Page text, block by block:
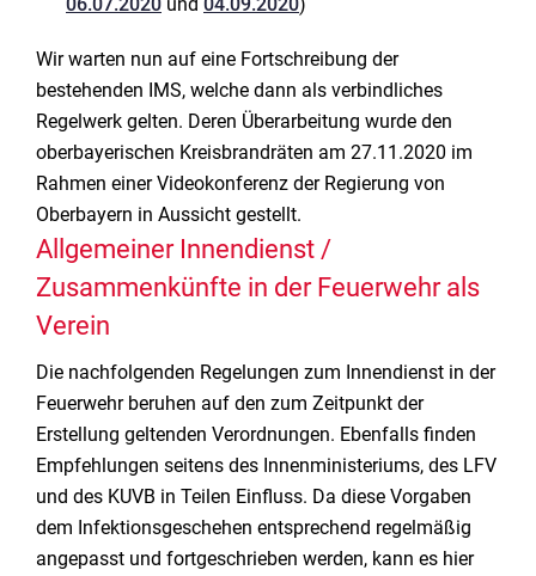
Wir warten nun auf eine Fortschreibung der
bestehenden IMS, welche dann als verbindliches
Regelwerk gelten. Deren Überarbeitung wurde den
oberbayerischen Kreisbrandräten am 27.11.2020 im
Rahmen einer Videokonferenz der Regierung von
Oberbayern in Aussicht gestellt.
Allgemeiner Innendienst /
Zusammenkünfte in der Feuerwehr als
Verein
Die nachfolgenden Regelungen zum Innendienst in der
Feuerwehr beruhen auf den zum Zeitpunkt der
Erstellung geltenden Verordnungen. Ebenfalls finden
Empfehlungen seitens des Innenministeriums, des LFV
und des KUVB in Teilen Einfluss. Da diese Vorgaben
dem Infektionsgeschehen entsprechend regelmäßig
angepasst und fortgeschrieben werden, kann es hier